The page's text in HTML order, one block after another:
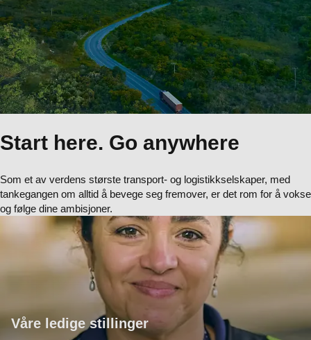
Start here. Go anywhere
Som et av verdens største transport- og logistikkselskaper, med
tankegangen om alltid å bevege seg fremover, er det rom for å vokse
og følge dine ambisjoner.
Våre ledige stillinger